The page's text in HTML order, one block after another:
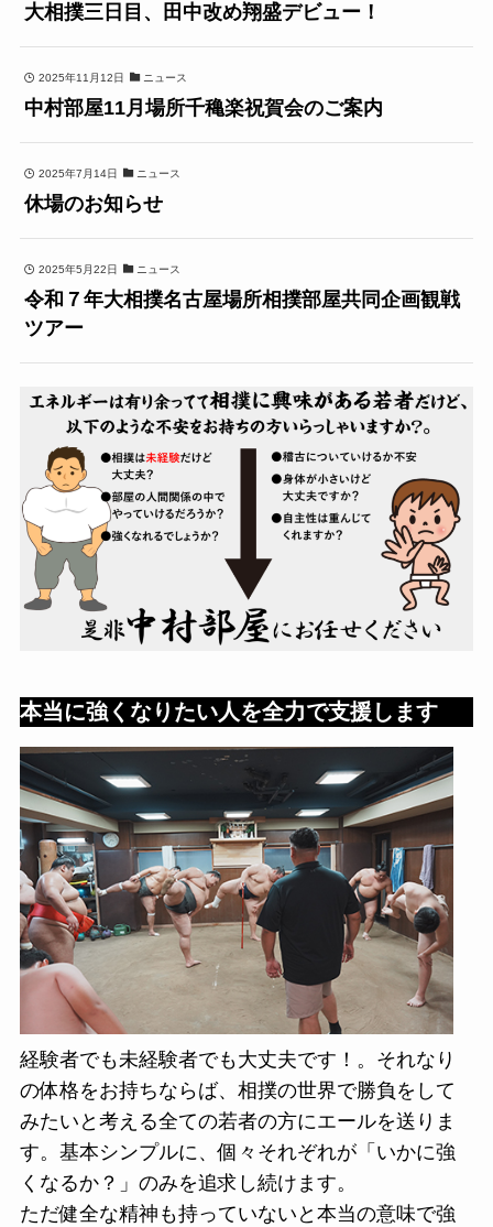
大相撲三日目、田中改め翔盛デビュー！
2025年11月12日 ニュース
中村部屋11月場所千穐楽祝賀会のご案内
2025年7月14日 ニュース
休場のお知らせ
2025年5月22日 ニュース
令和７年大相撲名古屋場所相撲部屋共同企画観戦
ツアー
本当に強くなりたい人を全力で支援します
経験者でも未経験者でも大丈夫です！。それなり
の体格をお持ちならば、相撲の世界で勝負をして
みたいと考える全ての若者の方にエールを送りま
す。基本シンプルに、個々それぞれが「いかに強
くなるか？」のみを追求し続けます。
ただ健全な精神も持っていないと本当の意味で強